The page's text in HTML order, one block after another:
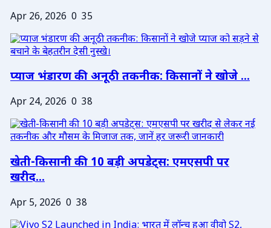
Apr 26, 2026 0 35
प्याज भंडारण की अनूठी तकनीक: किसानों ने खोजे ...
Apr 24, 2026 0 38
खेती-किसानी की 10 बड़ी अपडेट्स: एमएसपी पर
खरीद...
Apr 5, 2026 0 38